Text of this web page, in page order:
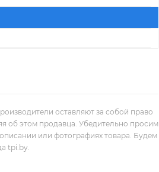
оставляют за собой право
об этом продавца. Убедительно просим
или фотографиях товара. Будем
tpi.by.